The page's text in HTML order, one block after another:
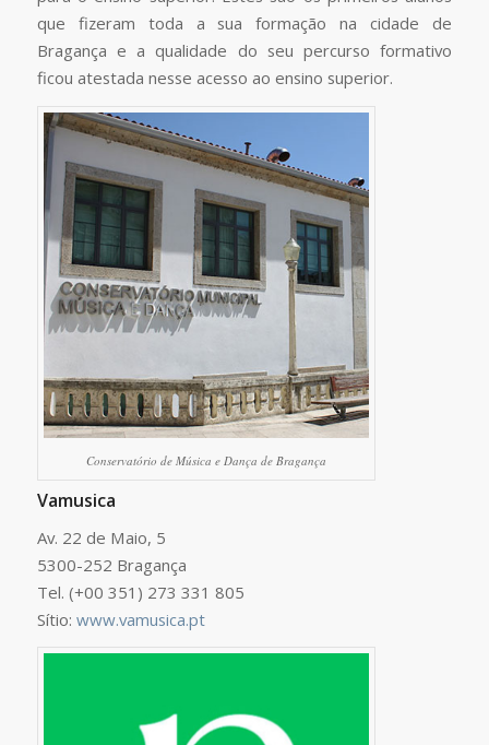
que fizeram toda a sua formação na cidade de
Bragança e a qualidade do seu percurso formativo
ficou atestada nesse acesso ao ensino superior.
Conservatório de Música e Dança de Bragança
Vamusica
Av. 22 de Maio, 5
5300-252 Bragança
Tel. (+00 351) 273 331 805
Sítio: www.vamusica.pt